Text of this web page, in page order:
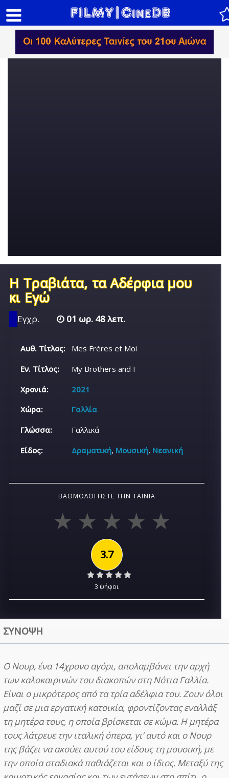
Η Τραβιάτα, τα Αδέρφια μου
κι Εγώ
Εγχρ. 01 ωρ. 48 λεπ.
Αυθ. Τίτλος:
Mes Frères et Moi
Εν. Τίτλος:
My Brothers and I
Χρονιά:
2021
Χώρα:
Γαλλία
Γλώσσα:
Γαλλικά
Είδος:
Δραματική, Μουσική, Νεανική
ΒΑΘΜΟΛΟΓΉΣΤΕ ΤΗΝ ΤΑΙΝΊΑ
3.7
3 ψήφοι
ΣΥΝΟΨΗ
Ο Νουρ, ένα 14χρονο αγόρι, απολαμβάνει την αρχή
των καλοκαιρινών του διακοπών στη Νότια Γαλλία.
Είναι ο μικρότερος από τα τρία αδέλφια του. Ζουν όλοι
μαζί σε μια εργατική κατοικία, φροντίζοντας εναλλάξ
τη μητέρα τους, η οποία βρίσκεται σε κώμα. Η μητέρα
τους λάτρευε την ιταλική όπερα, γι’ αυτό και ο Νουρ
της βάζει να ακούει αυτού του είδους τη μουσική, με
την οποία σταδιακά παθιάζεται και ο ίδιος. Μεταξύ της